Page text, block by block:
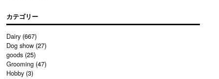
カテゴリー
Dairy (667)
Dog show (27)
goods (25)
Grooming (47)
Hobby (3)